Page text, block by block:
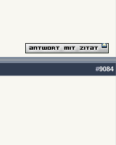
#9084